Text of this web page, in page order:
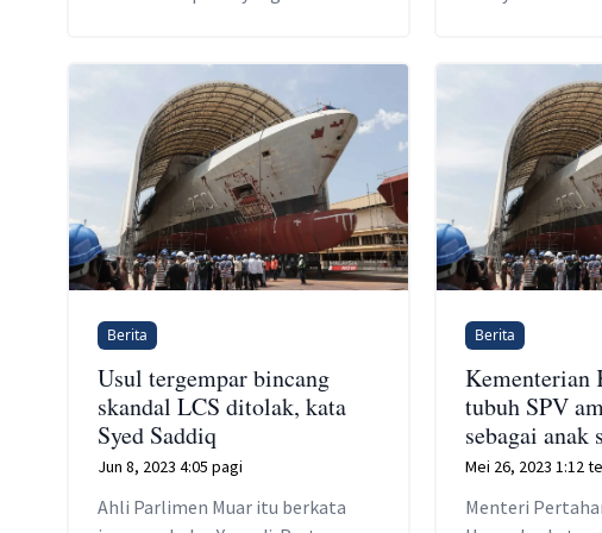
sebelum pilihan raya.
Berita
Usul tergempar bincang
skandal LCS ditolak, kata
Syed Saddiq
Jun 8, 2023 4:05 pagi
Ahli Parlimen Muar itu berkata
Berita
Kementerian
tubuh SPV
sebagai anak
Mei 26, 2023 1:12
Menteri